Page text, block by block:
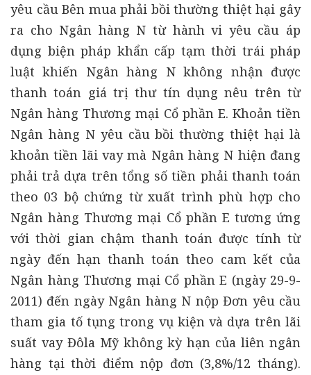
yêu cầu Bên mua phải bồi thường thiệt hại gây
ra cho Ngân hàng N từ hành vi yêu cầu áp
dụng biện pháp khẩn cấp tạm thời trái pháp
luật khiến Ngân hàng N không nhận được
thanh toán giá trị thư tín dụng nêu trên từ
Ngân hàng Thương mại Cổ phần E. Khoản tiền
Ngân hàng N yêu cầu bồi thường thiệt hại là
khoản tiền lãi vay mà Ngân hàng N hiện đang
phải trả dựa trên tổng số tiền phải thanh toán
theo 03 bộ chứng từ xuất trình phù hợp cho
Ngân hàng Thương mại Cổ phần E tương ứng
với thời gian chậm thanh toán được tính từ
ngày đến hạn thanh toán theo cam kết của
Ngân hàng Thương mại Cổ phần E (ngày 29-9-
2011) đến ngày Ngân hàng N nộp Đơn yêu cầu
tham gia tố tụng trong vụ kiện và dựa trên lãi
suất vay Đôla Mỹ không kỳ hạn của liên ngân
hàng tại thời điểm nộp đơn (3,8%/12 tháng).